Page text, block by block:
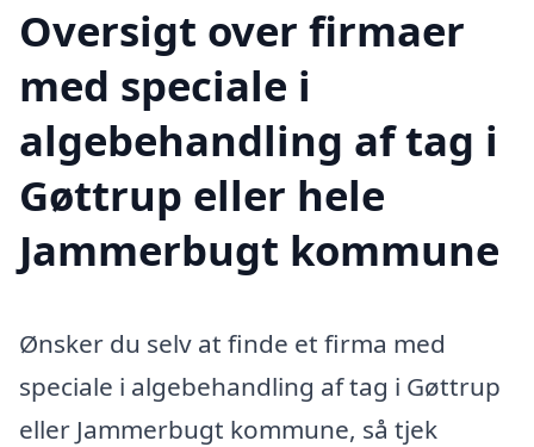
Oversigt over firmaer
med speciale i
algebehandling af tag i
Gøttrup eller hele
Jammerbugt kommune
Ønsker du selv at finde et firma med
speciale i algebehandling af tag i Gøttrup
eller Jammerbugt kommune, så tjek